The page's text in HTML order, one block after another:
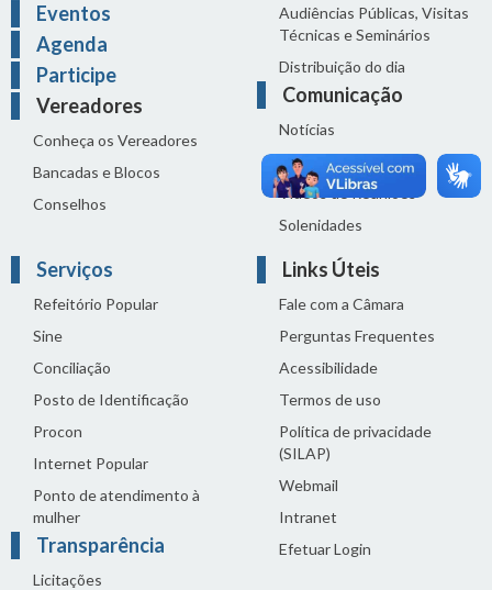
Eventos
Agenda
Participe
Vereadores
Conheça os Vereadores
Bancadas e Blocos
Conselhos
Audiências Públicas, Visitas
Técnicas e Seminários
Distribuição do dia
Comunicação
Notícias
Sala de Imprensa
Vídeos de Reuniões
Solenidades
Serviços
Refeitório Popular
Sine
Conciliação
Posto de Identificação
Procon
Internet Popular
Ponto de atendimento à
mulher
Transparência
Licitações
Links Úteis
Fale com a Câmara
Perguntas Frequentes
Acessibilidade
Termos de uso
Política de privacidade
(SILAP)
Webmail
Intranet
Efetuar Login